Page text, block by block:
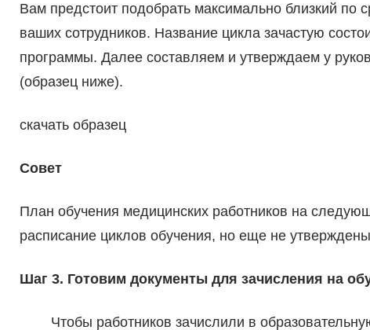
Вам предстоит подобрать максимально близкий по
ваших сотрудников. Название цикла зачастую
программы. Далее составляем и утверждаем у
(образец ниже).
скачать образец
Совет
План обучения медицинских работников на
расписание циклов обучения, но еще не
Шаг 3. Готовим документы для зачисления на
Чтобы работников зачислили в